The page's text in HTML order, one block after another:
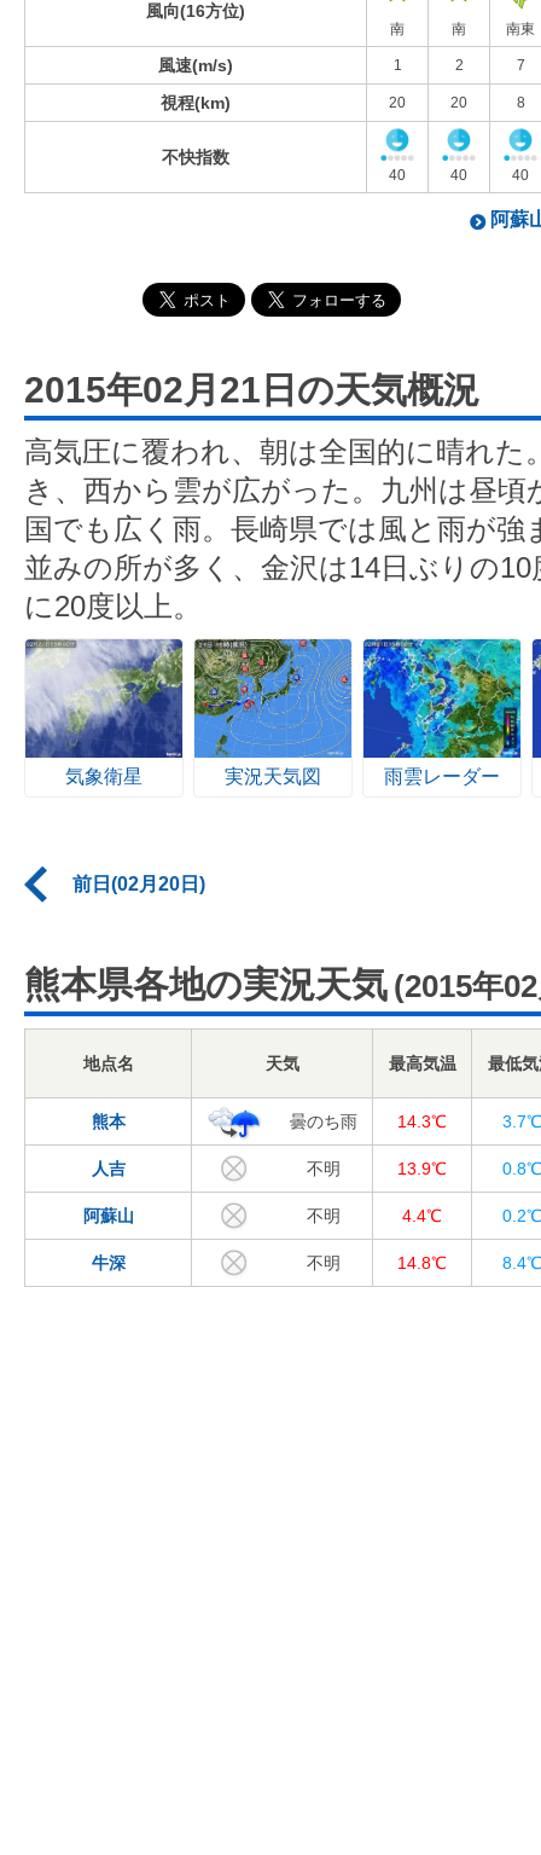
風向(16方位)
南 南 南東
風速(m/s) 1 2 7
視程(km) 20 20 8
不快指数
40 40 40
阿蘇
2015年02月21日の天気概況
高気圧に覆われ、朝は全国的に晴れた
き、西から雲が広がった。九州は昼
国でも広く雨。長崎県では風と雨が強
並みの所が多く、金沢は14日ぶりの
に20度以上。
気象衛星 実況天気図 雨雲レーダー
前日(02月20日)
熊本県各地の実況天気 (2015年
地点名 天気 最高気温 最低
熊本 曇のち雨 14.3℃ 3.7℃
人吉 不明 13.9℃ 0.8℃
阿蘇山 不明 4.4℃ 0.2℃
牛深 不明 14.8℃ 8.4℃